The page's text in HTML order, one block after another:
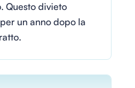
Questo divieto
un anno dopo la